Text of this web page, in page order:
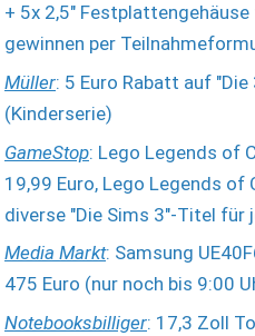
+ 5x 2,5"
gewinnen per
Müller: 5 Euro Rabatt auf "Die
(Kinderserie)
GameStop: Lego Legends of
19,99 Euro, Lego Legends of
diverse "Die Sims 3"-Titel für
Media Markt: Samsung
475 Euro (nur noch bis 9:00
Notebooksbilliger: 17,3 Zoll